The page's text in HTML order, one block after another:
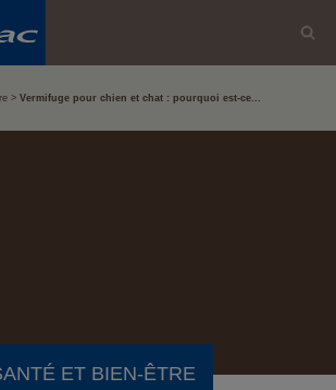
Vermifuge pour chien et chat : pourquoi est-ce...
ET BIEN-ÊTRE